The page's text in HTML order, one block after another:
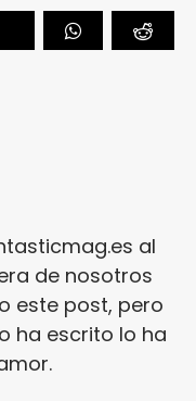
al
de nosotros
este post, pero
ha escrito lo ha